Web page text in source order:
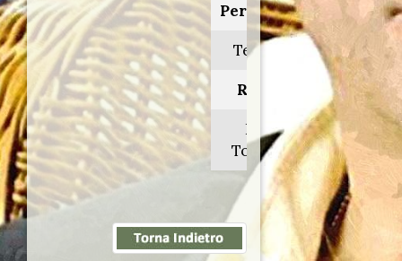
Personaggio:
Teppista 3
Regia di:
Robert
Townsend